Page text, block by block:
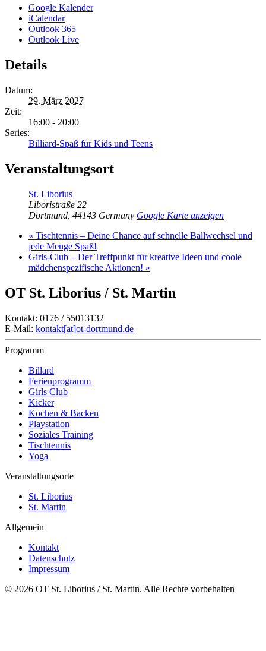
Google Kalender
iCalendar
Outlook 365
Outlook Live
Details
Datum:
29. März 2027
Zeit:
16:00 - 20:00
Series:
Billiard-Spaß für Kids und Teens
Veranstaltungsort
St. Liborius
Liboristraße 22
Dortmund 44143 Germany Google Karte anzeigen
« Tischtennis – Deine Chance auf schnelle Ballwechsel und
jede Menge Spaß!
Girls-Club – Der Treffpunkt für kreative Ideen und coole
mädchenspezifische Aktionen! »
OT St. Liborius / St. Martin
Kontakt: 0176 / 55013132
E-Mail: kontakt[at]ot-dortmund.de
Programm
Billard
Ferienprogramm
Girls Club
Kicker
Kochen & Backen
Playstation
Soziales Training
Tischtennis
Yoga
Veranstaltungsorte
St. Liborius
St. Martin
Allgemein
Kontakt
Datenschutz
Impressum
© 2026 OT St. Liborius / St. Martin. Alle Rechte vorbehalten